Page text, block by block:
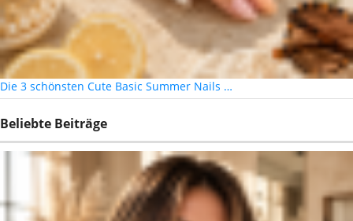
Die 3 schönsten Cute Basic Summer Nails …
Beliebte Beiträge